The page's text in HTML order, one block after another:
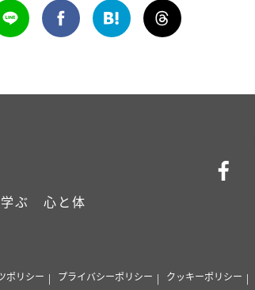
ぶ
心と体
ポリシー プライバシーポリシー クッキーポリシー